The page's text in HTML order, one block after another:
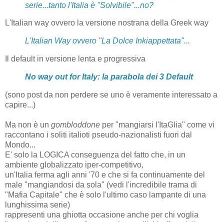
serie...tanto l'Italia è "Solvibile"...no?
L'Italian way ovvero la versione nostrana della Greek way
L'Italian Way ovvero "La Dolce Inkiappettata"...
Il default in versione lenta e progressiva
No way out for Italy: la parabola dei 3 Default
(sono post da non perdere se uno è veramente interessato a
capire...)
Ma non è un gombloddone per "mangiarsi l'ItaGlia" come vi
raccontano i soliti italioti pseudo-nazionalisti fuori dal
Mondo...
E' solo la LOGICA conseguenza del fatto che, in un
ambiente globalizzato iper-competitivo,
un'Italia ferma agli anni '70 e che si fa continuamente del
male "mangiandosi da sola" (vedi l'incredibile trama di
"Mafia Capitale" che è solo l'ultimo caso lampante di una
lunghissima serie)
rappresenti una ghiotta occasione anche per chi voglia